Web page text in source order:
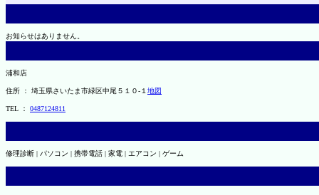
お知らせはありません。
浦和店
住所 ： 埼玉県さいたま市緑区中尾５１０-１ 地図
TEL ： 0487124811
修理診断 | パソコン | 携帯電話 | 家電 | エアコン | ゲーム